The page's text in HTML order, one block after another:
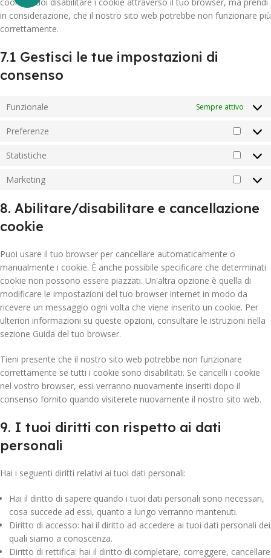
in considerazione, che il nostro sito web potrebbe non funzionare più
correttamente.
7.1 Gestisci le tue impostazioni di
consenso
Funzionale Sempre attivo
Preferenze
Statistiche
Marketing
8. Abilitare/disabilitare e cancellazione
cookie
Puoi usare il tuo browser per cancellare automaticamente o
manualmente i cookie. È anche possibile specificare che determinati
cookie non possono essere piazzati. Un'altra opzione è quella di
modificare le impostazioni del tuo browser internet in modo da
ricevere un messaggio ogni volta che viene inserito un cookie. Per
ulteriori informazioni su queste opzioni, consultare le istruzioni nella
sezione Guida del tuo browser.
Tieni presente che il nostro sito web potrebbe non funzionare
correttamente se tutti i cookie sono disabilitati. Se cancelli i cookie
nel vostro browser, essi verranno nuovamente inseriti dopo il
consenso fornito quando visiterete nuovamente il nostro sito web.
9. I tuoi diritti con rispetto ai dati
personali
Hai i seguenti diritti relativi ai tuoi dati personali:
Hai il diritto di sapere quando i tuoi dati personali sono necessari,
cosa succede ad essi, quanto a lungo verranno mantenuti.
Diritto di accesso: hai il diritto ad accedere ai tuoi dati personali dei
quali siamo a conoscenza.
Diritto di rettifica: hai il diritto di completare, correggere, cancellare